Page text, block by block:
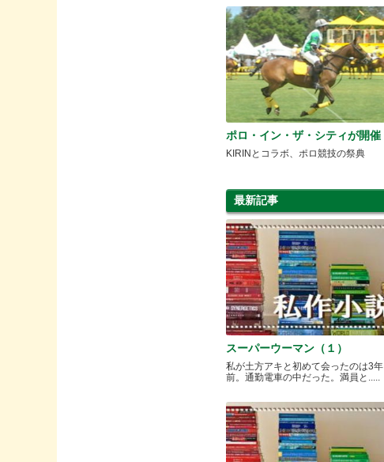
ポロ・イン・ザ・シティが開催
KIRINとコラボ、ポロ競技の祭典
最新記事
スーパーウーマン（１）
私が土方アキと初めて会ったのは3年
前。通勤電車の中だった。満員と.....